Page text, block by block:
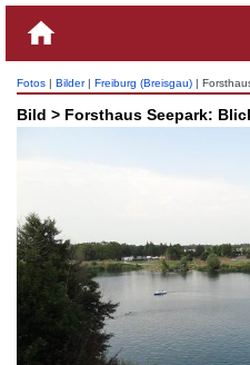
Fotos | Bilder| Freiburg (Breisgau) |
Bild > Forsthaus Seepark: